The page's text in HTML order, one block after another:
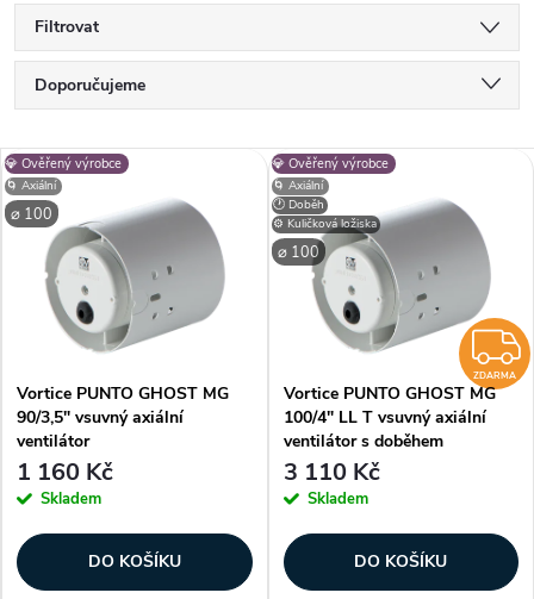
Filtrovat
a
z
e
n
d
u
k
t
Doporučujeme
Nejdražší
Nejprodávanější
Abecedně
V
ý
p
o
d
u
k
t
ů
⌀ 100
💎 Ověřený výrobce
🌀 Axiální
Vortice PUNTO GHOST MG
90/3,5" vsuvný axiální
ventilátor
1 160 Kč
Skladem
DO KOŠÍKU
🕐 Doběh
⚙️ Kuličková ložiska
⌀ 100
💎 Ověřený výrobce
🌀 Axiální
ZDARMA
Vortice PUNTO GHOST MG
100/4" LL T vsuvný axiální
ventilátor s doběhem
3 110 Kč
Skladem
DO KOŠÍKU